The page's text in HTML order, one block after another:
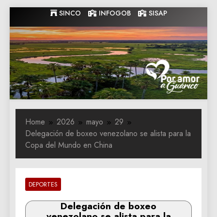
to
content
SINCO INFOGOB SISAP
Gobernacion
de Guarico
Gobernacion de Guarico
Home 2026 mayo
29
Delegación de boxeo venezolano se alista para la
Copa del Mundo en China
DEPORTES
Delegación de boxeo